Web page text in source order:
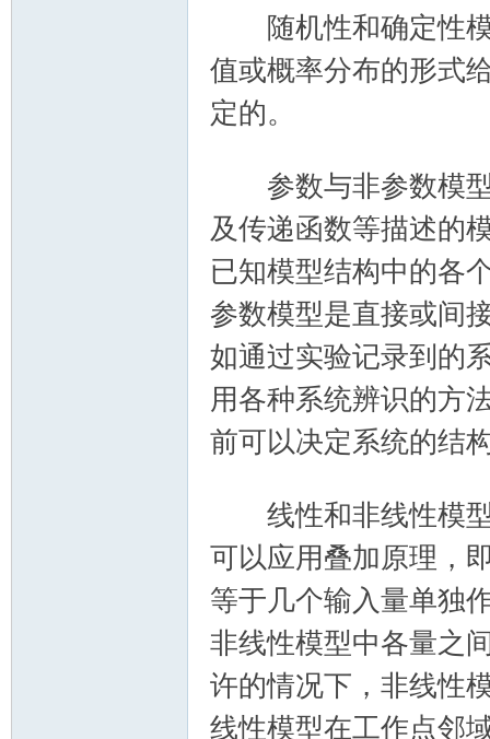
随机性和确定性模
值或概率分布的形式
定的。
参数与非参数模型
及传递函数等描述的
已知模型结构中的各
参数模型是直接或间
如通过实验记录到的
用各种系统辨识的方
前可以决定系统的结
线性和非线性模型
可以应用叠加原理，
等于几个输入量单独
非线性模型中各量之
许的情况下，非线性
线性模型在工作点邻